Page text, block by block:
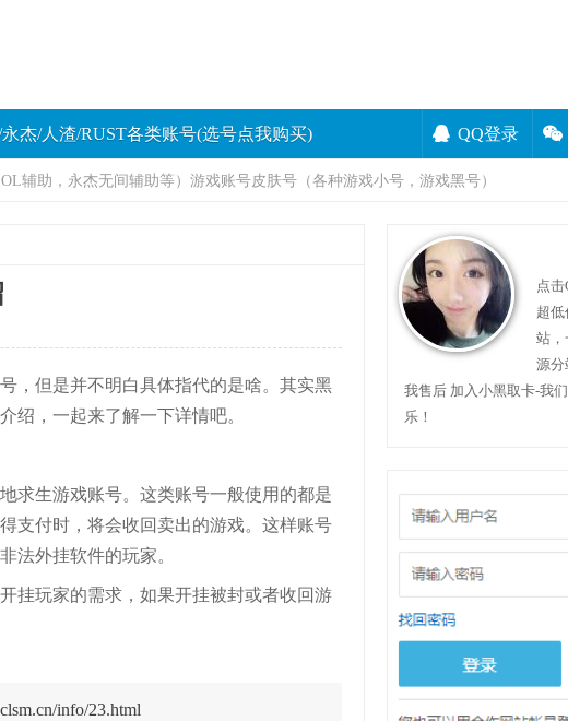
QQ登录
杰/人渣/RUST各类账号(选号点我购买)
辅助，永杰无间辅助等）游戏账号皮肤号（各种游戏小号，游戏黑号）
，但是并不明白具体指代的是啥。其实黑
绍，一起来了解一下详情吧。
求生游戏账号。这类账号一般使用的都是
支付时，将会收回卖出的游戏。这样账号
法外挂软件的玩家。
挂玩家的需求，如果开挂被封或者收回游
info/23.html
点击
超
站，
源分
我售后 加入小黑取卡-我
乐！